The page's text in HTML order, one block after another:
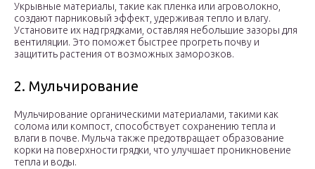
Укрывные материалы, такие как пленка или агроволокно,
создают парниковый эффект, удерживая тепло и влагу.
Установите их над грядками, оставляя небольшие зазоры для
вентиляции. Это поможет быстрее прогреть почву и
защитить растения от возможных заморозков.
2. Мульчирование
Мульчирование органическими материалами, такими как
солома или компост, способствует сохранению тепла и
влаги в почве. Мульча также предотвращает образование
корки на поверхности грядки, что улучшает проникновение
тепла и воды.